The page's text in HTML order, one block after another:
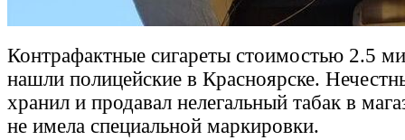
Контрафактные сигареты стоимостью 2.5
нашли полицейские в Красноярске.
хранил и продавал нелегальный табак в
не имела специальной маркировки.